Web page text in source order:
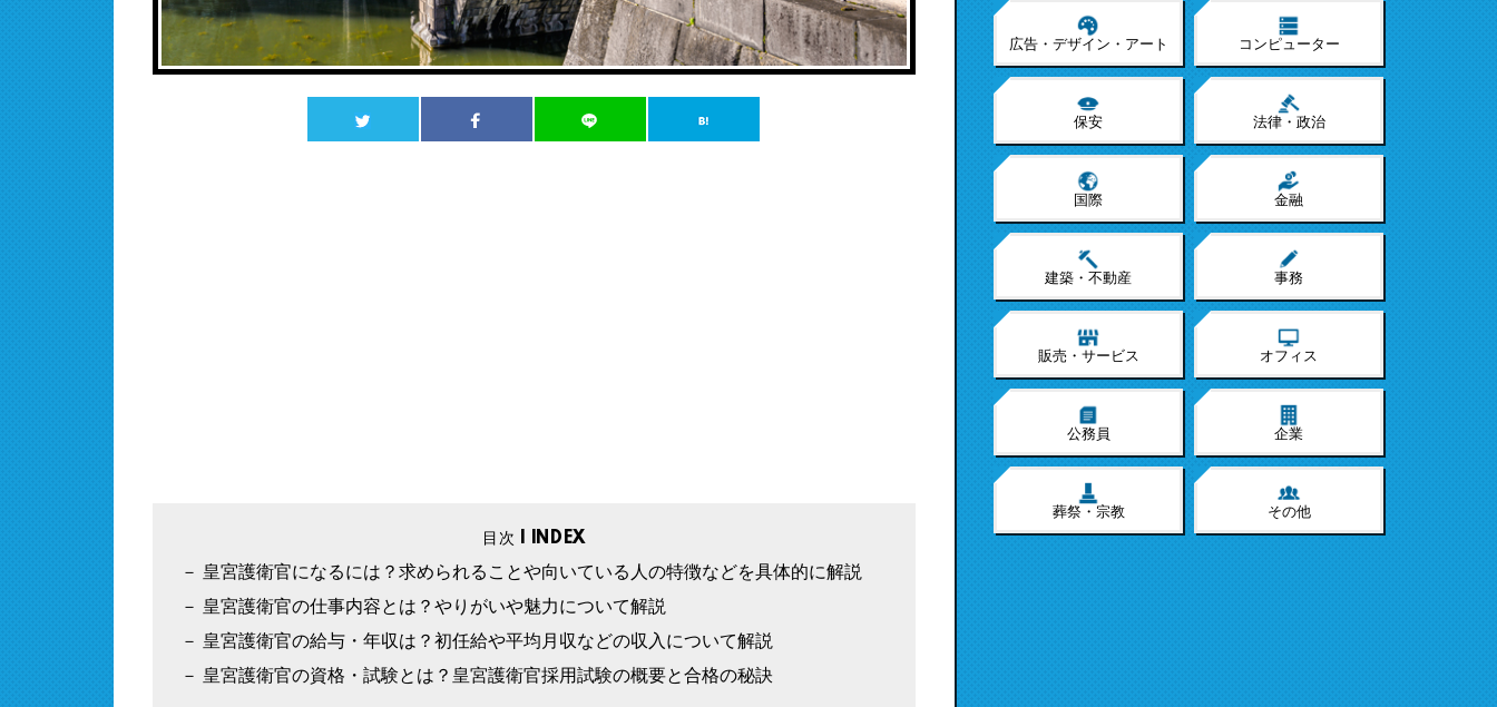
皇宮護衛官になるには？求められることや向いている人の特徴などを具体的に解説
皇宮護衛官の仕事内容とは？やりがいや魅力について解説
皇宮護衛官の給与・年収は？初任給や平均月収などの収入について解説
皇宮護衛官の資格・試験とは？皇宮護衛官採用試験の概要と合格の秘訣
広告・デザイン・アート コンピューター
保安 法律・政治
国際 金融
建築・不動産 事務
販売・サービス オフィス
公務員 企業
葬祭・宗教 その他